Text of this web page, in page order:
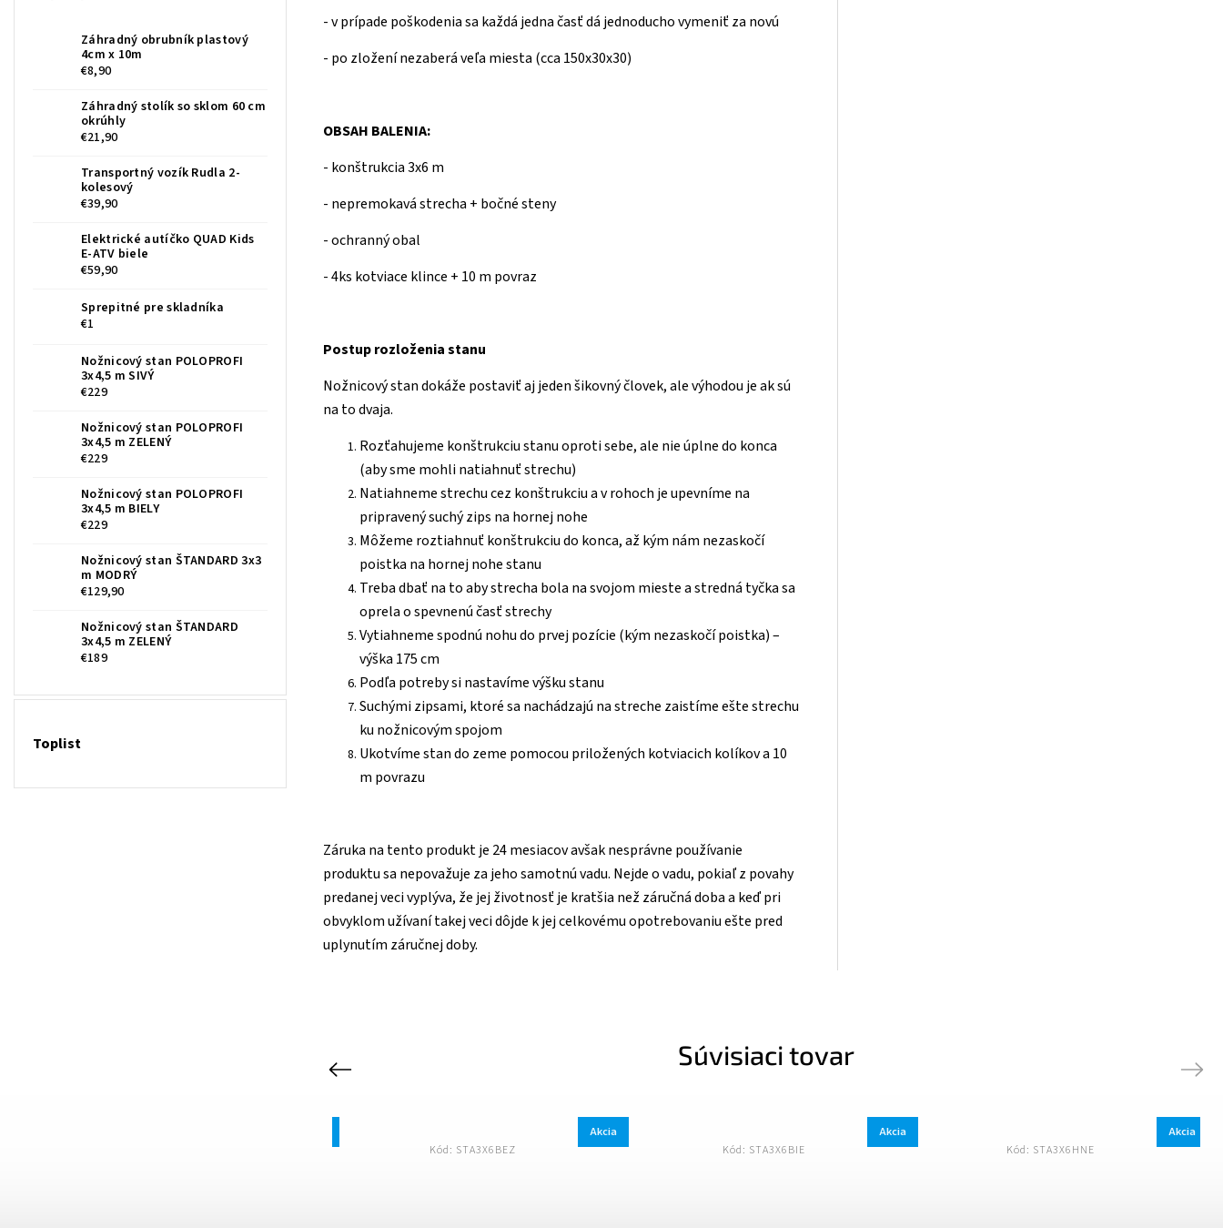
Záhradný obrubník plastový
4cm x 10m
€8,90
Záhradný stolík so sklom 60 cm
okrúhly
€21,90
Transportný vozík Rudla 2-
kolesový
€39,90
Elektrické autíčko QUAD Kids
E-ATV biele
€59,90
Sprepitné pre skladníka
€1
Nožnicový stan POLOPROFI
3x4,5 m SIVÝ
€229
Nožnicový stan POLOPROFI
3x4,5 m ZELENÝ
€229
Nožnicový stan POLOPROFI
3x4,5 m BIELY
€229
Nožnicový stan ŠTANDARD 3x3
m MODRÝ
€129,90
Nožnicový stan ŠTANDARD
3x4,5 m ZELENÝ
€189
Toplist
- v prípade poškodenia sa každá jedna časť dá jednoducho vymeniť za novú
- po zložení nezaberá veľa miesta (cca 150x30x30)
OBSAH BALENIA:
- konštrukcia 3x6 m
- nepremokavá strecha + bočné steny
- ochranný obal
- 4ks kotviace klince + 10 m povraz
Postup rozloženia stanu
Nožnicový stan dokáže postaviť aj jeden šikovný človek, ale výhodou je ak sú
na to dvaja.
Rozťahujeme konštrukciu stanu oproti sebe, ale nie úplne do konca
(aby sme mohli natiahnuť strechu)
Natiahneme strechu cez konštrukciu a v rohoch je upevníme na
pripravený suchý zips na hornej nohe
Môžeme roztiahnuť konštrukciu do konca, až kým nám nezaskočí
poistka na hornej nohe stanu
Treba dbať na to aby strecha bola na svojom mieste a stredná tyčka sa
oprela o spevnenú časť strechy
Vytiahneme spodnú nohu do prvej pozície (kým nezaskočí poistka) –
výška 175 cm
Podľa potreby si nastavíme výšku stanu
Suchými zipsami, ktoré sa nachádzajú na streche zaistíme ešte strechu
ku nožnicovým spojom
Ukotvíme stan do zeme pomocou priložených kotviacich kolíkov a 10
m povrazu
Záruka na tento produkt je 24 mesiacov avšak nesprávne používanie
produktu sa nepovažuje za jeho samotnú vadu. Nejde o vadu, pokiaľ z povahy
predanej veci vyplýva, že jej životnosť je kratšia než záručná doba a keď pri
obvyklom užívaní takej veci dôjde k jej celkovému opotrebovaniu ešte pred
uplynutím záručnej doby.
Súvisiaci tovar
Previous
Kód: STA3X6BIE Kód: STA3X6HNE Kód: STA3X6SIV
Next